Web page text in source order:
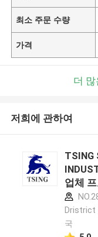
최소 주문 수량
가격
더
저희에 관하여
TSING
업체
Dristrict
국